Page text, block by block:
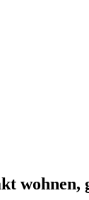
wohnen,